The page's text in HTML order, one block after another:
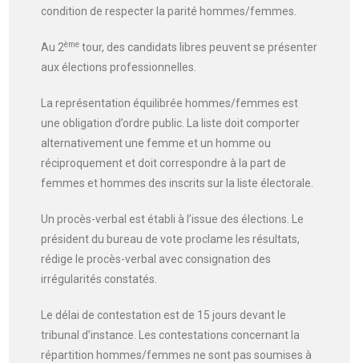
condition de respecter la parité hommes/femmes.
Au 2ème tour, des candidats libres peuvent se présenter
aux élections professionnelles.
La représentation équilibrée hommes/femmes est
une obligation d’ordre public. La liste doit comporter
alternativement une femme et un homme ou
réciproquement et doit correspondre à la part de
femmes et hommes des inscrits sur la liste électorale.
Un procès-verbal est établi à l’issue des élections. Le
président du bureau de vote proclame les résultats,
rédige le procès-verbal avec consignation des
irrégularités constatés.
Le délai de contestation est de 15 jours devant le
tribunal d’instance. Les contestations concernant la
répartition hommes/femmes ne sont pas soumises à